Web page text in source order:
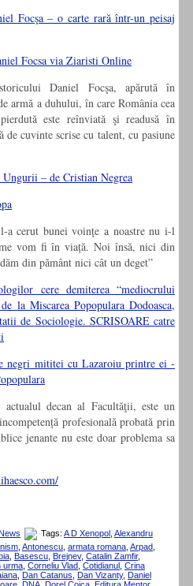
Focşa – o carte rară într-un peisaj
Daniel Focşa, apărută în
armă a duhului, în care România cea
este reînviată şi readusă în
de cuvinte scrise cu talent, cu pasiune
– de Cristian Negrea
a cerut bunei voințe a noastre nu i-l
vom fi în viață. Noi însă, nici din
din pământ nici cât un deget”
cere demiterea “mediocrului
la Miscarea Popopulara Dodoasca,
de Sociologie. SCRISOARE catre
decan al Facultăţii, este un
profesională probată prin
jenante nu este doar problema sa
Tags: A D Xenopol Alexandru
Antonescu armata romana Arpad
Basescu Brejnev, Catalin Zamfir,
urma Corneliu Vlad Cotidianul
Crina
Dan Catanus Dan Vizanty, Daniel